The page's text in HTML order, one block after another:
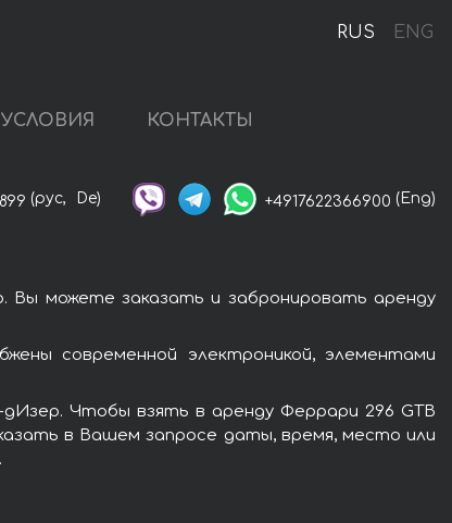
RUS ENG
УСЛОВИЯ КОНТАКТЫ
(рус, De) +4917622366900 (Eng)
Вы можете заказать и забронировать аренду
современной электроникой, элементами
Чтобы взять в аренду Феррари 296 GTB
в Вашем запросе даты, время, место или